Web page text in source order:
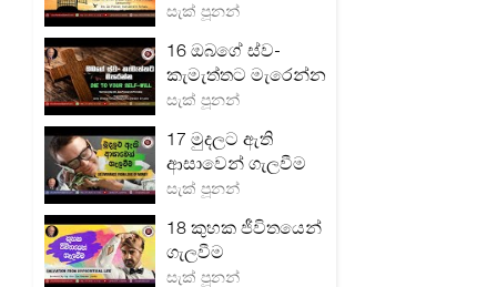
සැක් පූනන්
16 ඔබගේ ස්ව-
කැමැත්තට මැරෙන්න
සැක් පූනන්
17 මුදලට ඇති
ආසාවෙන් ගැලවීම
සැක් පූනන්
18 කුහක ජීවිතයෙන්
ගැලවීම
සැක් පූනන්